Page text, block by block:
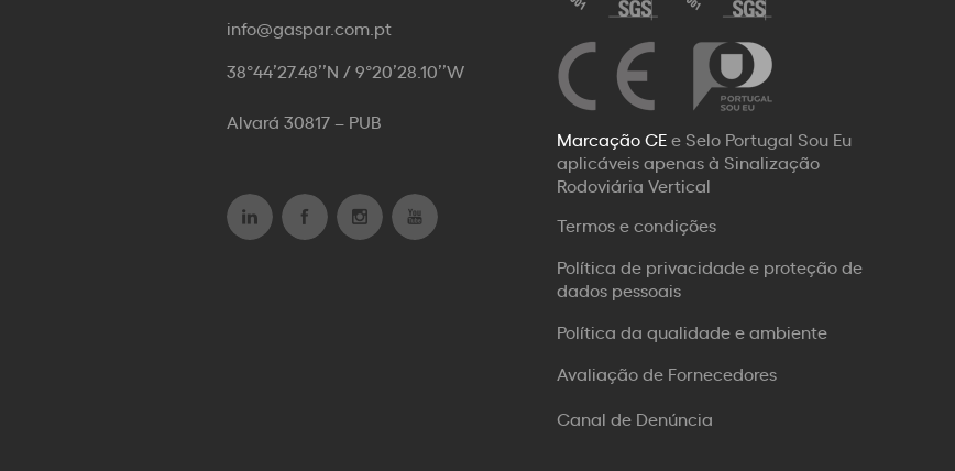
info@gaspar.com.pt
38°44’27.48’’N / 9°20’28.10’’W
Alvará 30817 – PUB
Marcação CEe Selo Portugal Sou Eu
aplicáveis apenas à Sinalização
Rodoviária Vertical
Termos e condições
Política de privacidade e proteção de
dados pessoais
Política da qualidade e ambiente
Avaliação de Fornecedores
Canal de Denúncia